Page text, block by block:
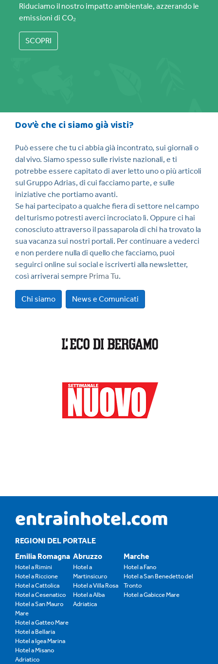
Riduciamo il nostro impatto ambientale, azzerando le
emissioni di CO₂
SCOPRI
Dov’è che ci siamo già visti?
Può essere che tu ci abbia già incontrato, sui giornali o
dal vivo. Siamo spesso sulle riviste nazionali, e ti
potrebbe essere capitato di aver letto uno o più articoli
sul Gruppo Adrias, di cui facciamo parte, e sulle
iniziative che portiamo avanti.
Se hai partecipato a qualche fiera di settore nel campo
del turismo potresti averci incrociato lì. Oppure ci hai
conosciuto attraverso il passaparola di chi ha trovato la
sua vacanza sui nostri portali. Per continuare a vederci
e non perdere nulla di quello che facciamo, puoi
seguirci online sui social e iscriverti alla newsletter,
così arriverai sempre Prima Tu.
Chi siamo News e Comunicati
REGIONI DEL PORTALE
Emilia Romagna
Hotel a Rimini
Hotel a Riccione
Hotel a Cattolica
Hotel a Cesenatico
Hotel a San Mauro
Mare
Hotel a Gatteo Mare
Hotel a Bellaria
Hotel a Igea Marina
Hotel a Misano
Adriatico
Abruzzo
Hotel a
Martinsicuro
Hotel a Villa Rosa
Hotel a Alba
Adriatica
Marche
Hotel a Fano
Hotel a San Benedetto del
Tronto
Hotel a Gabicce Mare